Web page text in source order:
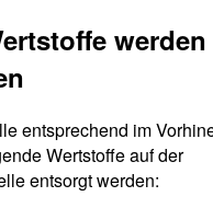
werden
entsprechend im
Wertstoffe auf der
entsorgt werden: